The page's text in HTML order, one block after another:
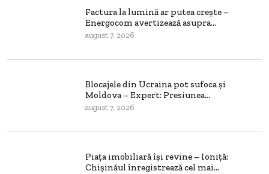
Factura la lumină ar putea crește –
Energocom avertizează asupra...
august 7, 2026
Blocajele din Ucraina pot sufoca și
Moldova – Expert: Presiunea...
august 7, 2026
Piața imobiliară își revine – Ioniță:
Chișinăul înregistrează cel mai...